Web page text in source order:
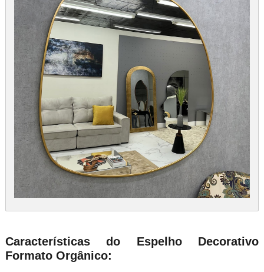
Características do Espelho Decorativo
Formato Orgânico: